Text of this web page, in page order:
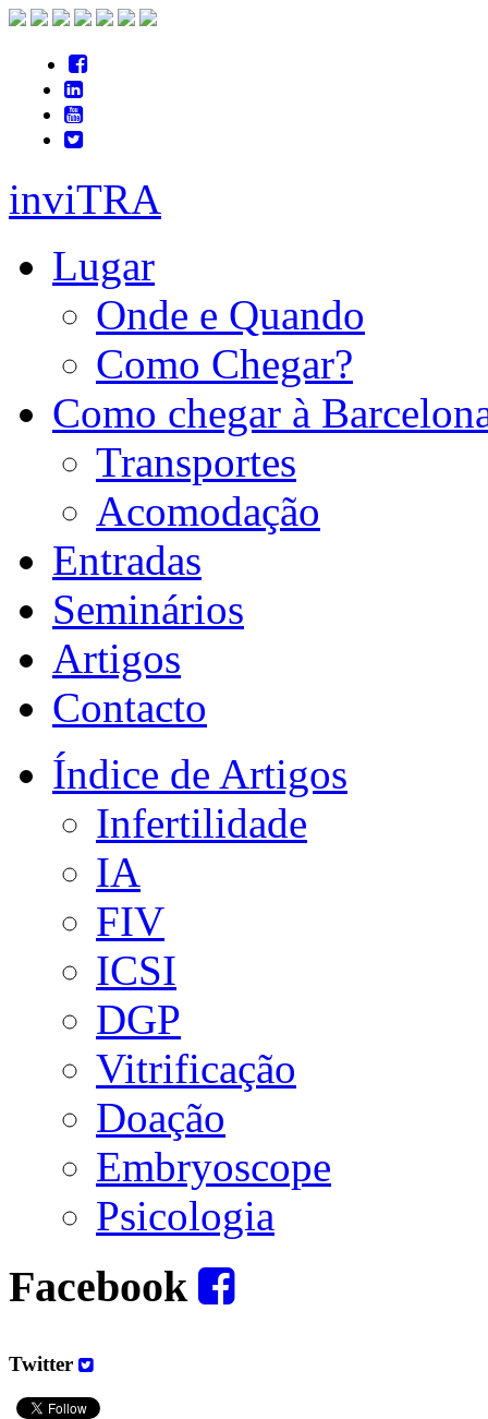
inviTRA
Lugar
Onde e Quando
Como Chegar?
Como chegar à
Transportes
Acomodação
Entradas
Seminários
Artigos
Contacto
Índice de Artigos
Infertilidade
IA
FIV
ICSI
DGP
Vitrificação
Doação
Embryoscope
Psicologia
Facebook
Twitter